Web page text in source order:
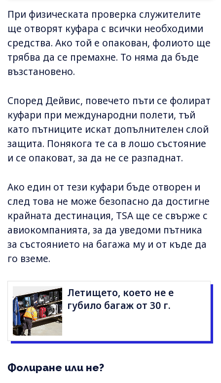
При физическата проверка служителите
ще отворят куфара с всички необходими
средства. Ако той е опакован, фолиото ще
трябва да се премахне. То няма да бъде
възстановено.
Според Дейвис, повечето пъти се фолират
куфари при международни полети, тъй
като пътниците искат допълнителен слой
защита. Понякога те са в лошо състояние
и се опаковат, за да не се разпаднат.
Ако един от тези куфари бъде отворен и
след това не може безопасно да достигне
крайната дестинация, TSA ще се свърже с
авиокомпанията, за да уведоми пътника
за състоянието на багажа му и от къде да
го вземе.
Летището, което не е
губило багаж от 30 г.
Фолиране или не?